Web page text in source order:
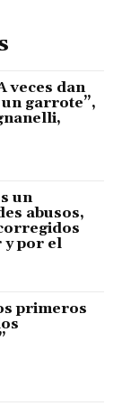
veces dan
garrote”,
un
abusos,
y por el
primeros